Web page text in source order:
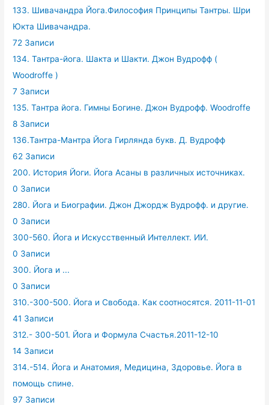
133. Шивачандра Йога.Философия Принципы Тантры. Шри
Юкта Шивачандра.
72 Записи
134. Тантра-йога. Шакта и Шакти. Джон Вудрофф (
Woodroffe )
7 Записи
135. Тантра йога. Гимны Богине. Джон Вудрофф. Woodroffe
8 Записи
136.Тантра-Мантра Йога Гирлянда букв. Д. Вудрофф
62 Записи
200. История Йоги. Йога Асаны в различных источниках.
0 Записи
280. Йога и Биографии. Джон Джордж Вудрофф. и другие.
0 Записи
300-560. Йога и Искусственный Интеллект. ИИ.
0 Записи
300. Йога и ...
0 Записи
310.-300-500. Йога и Свобода. Как соотносятся. 2011-11-01
41 Записи
312.- 300-501. Йога и Формула Счастья.2011-12-10
14 Записи
314.-514. Йога и Анатомия, Медицина, Здоровье. Йога в
помощь спине.
97 Записи